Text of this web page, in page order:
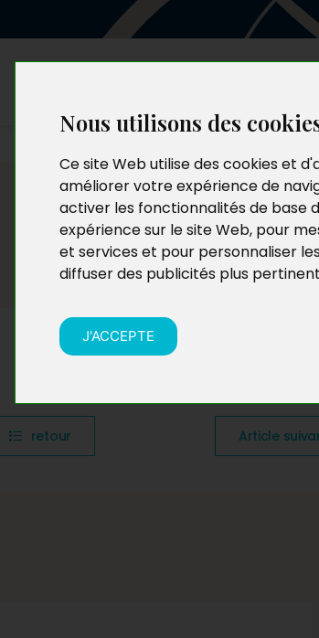
Nous utilisons des
Ce site Web utilise des cookies et
améliorer votre expérience de
activer les fonctionnalités de base
expérience sur le site Web, pour
et services et pour personnaliser
diffuser des publicités plus
J'ACCEPTE
retour Article